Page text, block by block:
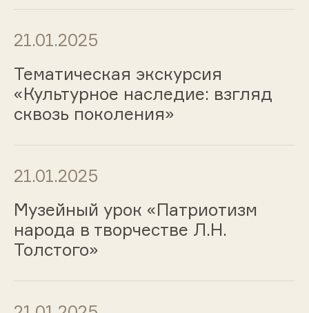
21.01.2025
Тематическая экскурсия
«Культурное наследие: взгляд
сквозь поколения»
21.01.2025
Музейный урок «Патриотизм
народа в творчестве Л.Н.
Толстого»